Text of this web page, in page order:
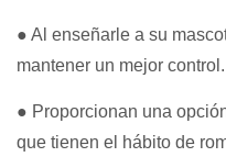
● Al enseñarle a su
mantener un mejor control.
● Proporcionan una
que tienen el hábito de